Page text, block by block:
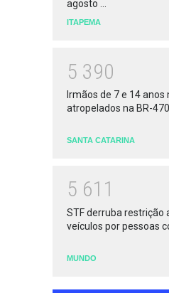
agosto ...
ITAPEMA
5 390
Irmãos de 7 e 14
atropelados na BR-470
SANTA CATARINA
5 61 1
STF derruba restrição
veículos por pessoas
MUNDO